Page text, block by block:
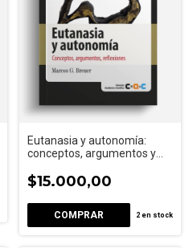
Eutanasia y autonomía:
conceptos, argumentos y
$15.000,00
2 en stock